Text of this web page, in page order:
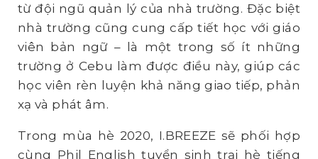
từ đội ngũ quản lý của nhà trường. Đặc biệt
nhà trường cũng cung cấp tiết học với giáo
viên bản ngữ – là một trong số ít những
trường ở Cebu làm được điều này, giúp các
học viên rèn luyện khả năng giao tiếp, phản
xạ và phát âm.
Trong mùa hè 2020, I.BREEZE sẽ phối hợp
cùng Phil English tuyển sinh trại hè tiếng